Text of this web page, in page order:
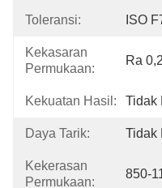
Toleransi: ISO
Kekasaran
Permukaan:
Ra
Kekuatan Hasil: Tidak
Daya Tarik: Tidak
Kekerasan
Permukaan:
850-